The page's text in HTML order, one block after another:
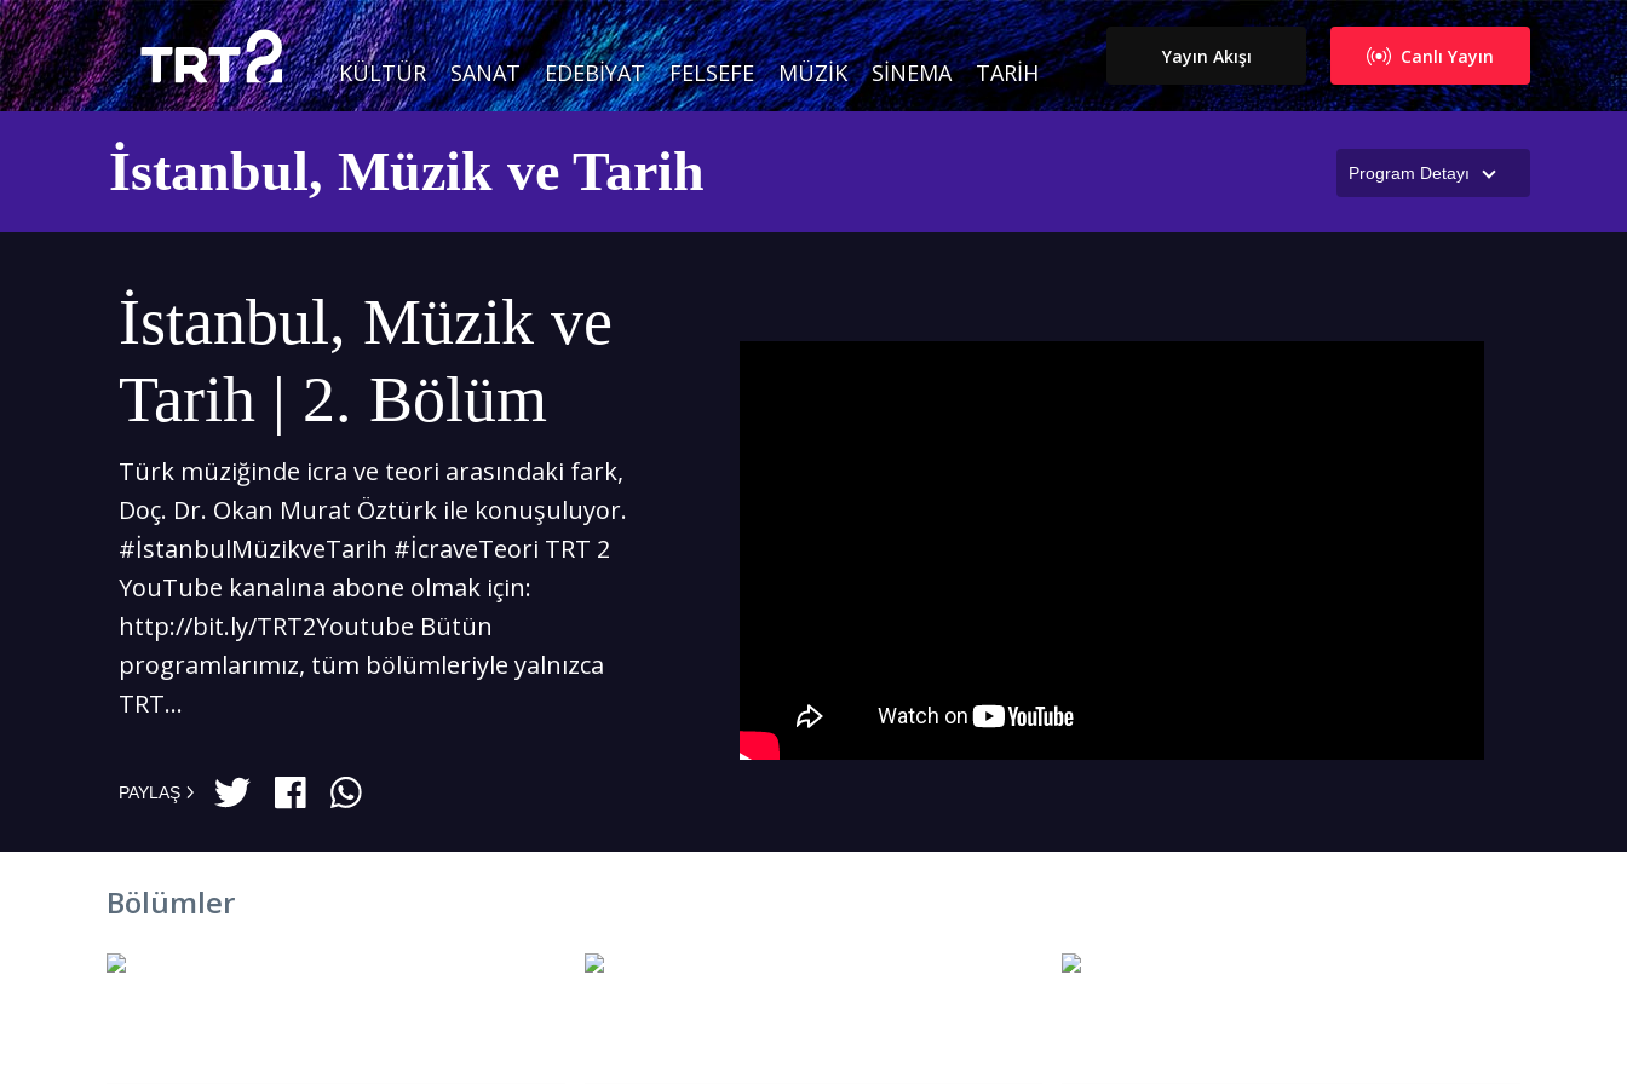
KÜLTÜR SANAT EDEBIYAT FELSEFE MÜZIK SINEMA TARIH
Canlı Yayın
Yayın Akışı
Program Detayı
İstanbul, Müzik ve Tarih
İstanbul, Müzik ve
Tarih | 2. Bölüm
Türk müziğinde icra ve teori arasındaki fark,
Doç. Dr. Okan Murat Öztürk ile konuşuluyor.
#İstanbulMüzikveTarih #İcraveTeori TRT 2
YouTube kanalına abone olmak için:
http://bit.ly/TRT2Youtube Bütün
programlarımız, tüm bölümleriyle yalnızca
TRT...
PAYLAŞ
Bölümler